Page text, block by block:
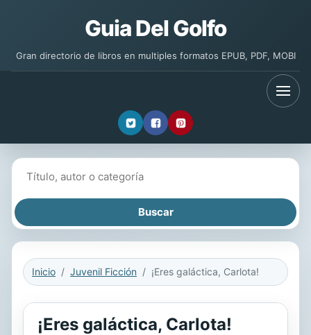
Guia Del Golfo
Gran directorio de libros en multiples formatos EPUB, PDF, MOBI
Inicio Juvenil Ficción ¡Eres galáctica, Carlota!
¡Eres galáctica, Carlota!